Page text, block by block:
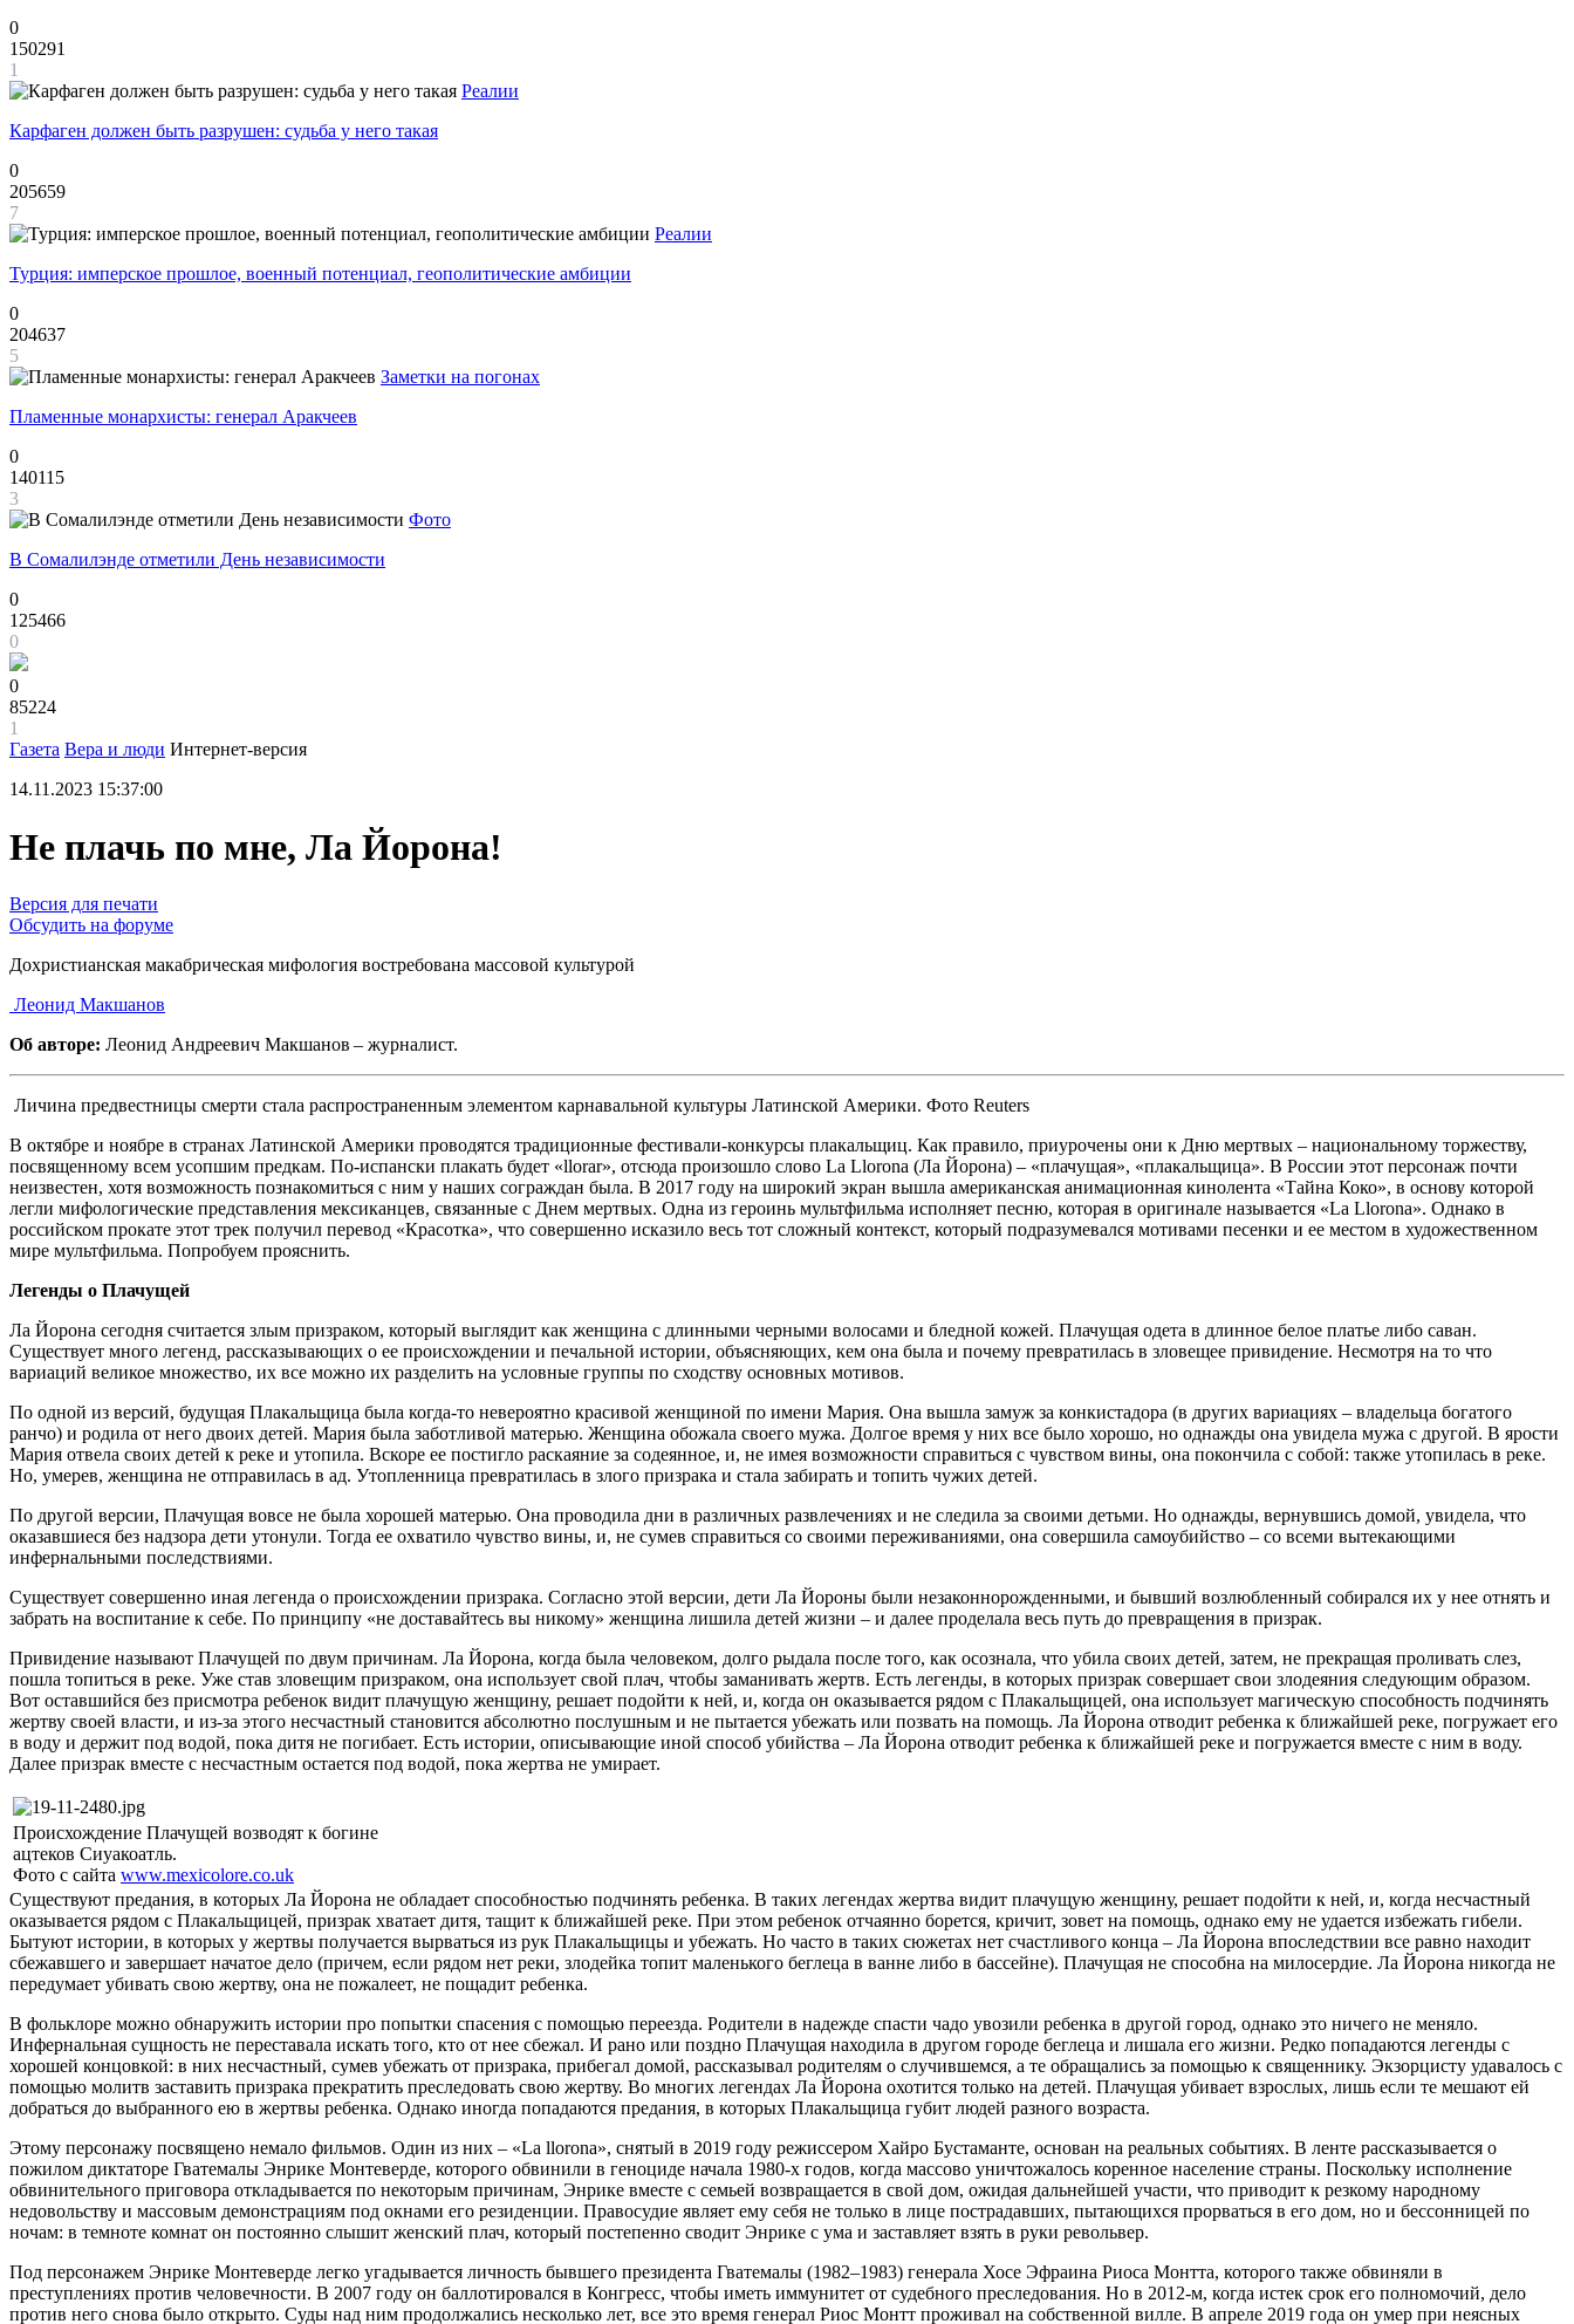
0
150291
1
Реалии
Карфаген должен быть разрушен: судьба у него такая
0
205659
7
Реалии
Турция: имперское прошлое, военный потенциал, геополитические амбиции
0
204637
5
Заметки на погонах
Пламенные монархисты: генерал Аракчеев
0
140115
3
Фото
В Сомалилэнде отметили День независимости
0
125466
0
0
85224
1
Газета Вера и люди Интернет-версия
14.11.2023 15:37:00
Не плачь по мне, Ла Йорона!
Версия для печати
Обсудить на форуме
Дохристианская макабрическая мифология востребована массовой культурой
Леонид Макшанов
Об авторе: Леонид Андреевич Макшанов – журналист.
Личина предвестницы смерти стала распространенным элементом карнавальной культуры Латинской Америки. Фото Reuters
В октябре и ноябре в странах Латинской Америки проводятся традиционные фестивали-конкурсы плакальщиц. Как правило, приурочены они к Дню мертвых – национальному торжеству,
посвященному всем усопшим предкам. По-испански плакать будет «llorar», отсюда произошло слово La Llorona (Ла Йорона) – «плачущая», «плакальщица». В России этот персонаж почти
неизвестен, хотя возможность познакомиться с ним у наших сограждан была. В 2017 году на широкий экран вышла американская анимационная кинолента «Тайна Коко», в основу которой
легли мифологические представления мексиканцев, связанные с Днем мертвых. Одна из героинь мультфильма исполняет песню, которая в оригинале называется «La Llorona». Однако в
российском прокате этот трек получил перевод «Красотка», что совершенно исказило весь тот сложный контекст, который подразумевался мотивами песенки и ее местом в художественном
мире мультфильма. Попробуем прояснить.
Легенды о Плачущей
Ла Йорона сегодня считается злым призраком, который выглядит как женщина с длинными черными волосами и бледной кожей. Плачущая одета в длинное белое платье либо саван.
Существует много легенд, рассказывающих о ее происхождении и печальной истории, объясняющих, кем она была и почему превратилась в зловещее привидение. Несмотря на то что
вариаций великое множество, их все можно их разделить на условные группы по сходству основных мотивов.
По одной из версий, будущая Плакальщица была когда-то невероятно красивой женщиной по имени Мария. Она вышла замуж за конкистадора (в других вариациях – владельца богатого
ранчо) и родила от него двоих детей. Мария была заботливой матерью. Женщина обожала своего мужа. Долгое время у них все было хорошо, но однажды она увидела мужа с другой. В ярости
Мария отвела своих детей к реке и утопила. Вскоре ее постигло раскаяние за содеянное, и, не имея возможности справиться с чувством вины, она покончила с собой: также утопилась в реке.
Но, умерев, женщина не отправилась в ад. Утопленница превратилась в злого призрака и стала забирать и топить чужих детей.
По другой версии, Плачущая вовсе не была хорошей матерью. Она проводила дни в различных развлечениях и не следила за своими детьми. Но однажды, вернувшись домой, увидела, что
оказавшиеся без надзора дети утонули. Тогда ее охватило чувство вины, и, не сумев справиться со своими переживаниями, она совершила самоубийство – со всеми вытекающими
инфернальными последствиями.
Существует совершенно иная легенда о происхождении призрака. Согласно этой версии, дети Ла Йороны были незаконнорожденными, и бывший возлюбленный собирался их у нее отнять и
забрать на воспитание к себе. По принципу «не доставайтесь вы никому» женщина лишила детей жизни – и далее проделала весь путь до превращения в призрак.
Привидение называют Плачущей по двум причинам. Ла Йорона, когда была человеком, долго рыдала после того, как осознала, что убила своих детей, затем, не прекращая проливать слез,
пошла топиться в реке. Уже став зловещим призраком, она использует свой плач, чтобы заманивать жертв. Есть легенды, в которых призрак совершает свои злодеяния следующим образом.
Вот оставшийся без присмотра ребенок видит плачущую женщину, решает подойти к ней, и, когда он оказывается рядом с Плакальщицей, она использует магическую способность подчинять
жертву своей власти, и из-за этого несчастный становится абсолютно послушным и не пытается убежать или позвать на помощь. Ла Йорона отводит ребенка к ближайшей реке, погружает его
в воду и держит под водой, пока дитя не погибает. Есть истории, описывающие иной способ убийства – Ла Йорона отводит ребенка к ближайшей реке и погружается вместе с ним в воду.
Далее призрак вместе с несчастным остается под водой, пока жертва не умирает.
Происхождение Плачущей возводят к богине
ацтеков Сиуакоатль.
Фото с сайта www.mexicolore.co.uk
Существуют предания, в которых Ла Йорона не обладает способностью подчинять ребенка. В таких легендах жертва видит плачущую женщину, решает подойти к ней, и, когда несчастный
оказывается рядом с Плакальщицей, призрак хватает дитя, тащит к ближайшей реке. При этом ребенок отчаянно борется, кричит, зовет на помощь, однако ему не удается избежать гибели.
Бытуют истории, в которых у жертвы получается вырваться из рук Плакальщицы и убежать. Но часто в таких сюжетах нет счастливого конца – Ла Йорона впоследствии все равно находит
сбежавшего и завершает начатое дело (причем, если рядом нет реки, злодейка топит маленького беглеца в ванне либо в бассейне). Плачущая не способна на милосердие. Ла Йорона никогда не
передумает убивать свою жертву, она не пожалеет, не пощадит ребенка.
В фольклоре можно обнаружить истории про попытки спасения с помощью переезда. Родители в надежде спасти чадо увозили ребенка в другой город, однако это ничего не меняло.
Инфернальная сущность не переставала искать того, кто от нее сбежал. И рано или поздно Плачущая находила в другом городе беглеца и лишала его жизни. Редко попадаются легенды с
хорошей концовкой: в них несчастный, сумев убежать от призрака, прибегал домой, рассказывал родителям о случившемся, а те обращались за помощью к священнику. Экзорцисту удавалось с
помощью молитв заставить призрака прекратить преследовать свою жертву. Во многих легендах Ла Йорона охотится только на детей. Плачущая убивает взрослых, лишь если те мешают ей
добраться до выбранного ею в жертвы ребенка. Однако иногда попадаются предания, в которых Плакальщица губит людей разного возраста.
Этому персонажу посвящено немало фильмов. Один из них – «La llorona», снятый в 2019 году режиссером Хайро Бустаманте, основан на реальных событиях. В ленте рассказывается о
пожилом диктаторе Гватемалы Энрике Монтеверде, которого обвинили в геноциде начала 1980-х годов, когда массово уничтожалось коренное население страны. Поскольку исполнение
обвинительного приговора откладывается по некоторым причинам, Энрике вместе с семьей возвращается в свой дом, ожидая дальнейшей участи, что приводит к резкому народному
недовольству и массовым демонстрациям под окнами его резиденции. Правосудие являет ему себя не только в лице пострадавших, пытающихся прорваться в его дом, но и бессонницей по
ночам: в темноте комнат он постоянно слышит женский плач, который постепенно сводит Энрике с ума и заставляет взять в руки револьвер.
Под персонажем Энрике Монтеверде легко угадывается личность бывшего президента Гватемалы (1982–1983) генерала Хосе Эфраина Риоса Монтта, которого также обвиняли в
преступлениях против человечности. В 2007 году он баллотировался в Конгресс, чтобы иметь иммунитет от судебного преследования. Но в 2012-м, когда истек срок его полномочий, дело
против него снова было открыто. Суды над ним продолжались несколько лет, все это время генерал Риос Монтт проживал на собственной вилле. В апреле 2019 года он умер при неясных